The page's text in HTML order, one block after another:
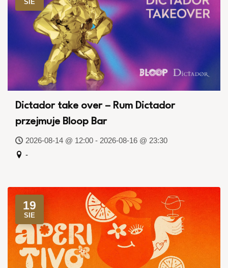
SIE
Dictador take over – Rum Dictador
przejmuje Bloop Bar
2026-08-14 @ 12:00 - 2026-08-16 @ 23:30
-
19
SIE